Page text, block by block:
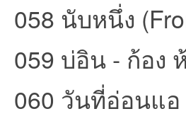
058 นับหนึ่ง
059 บ่อิน - ก้อง
060 วันที่อ่อนแอ